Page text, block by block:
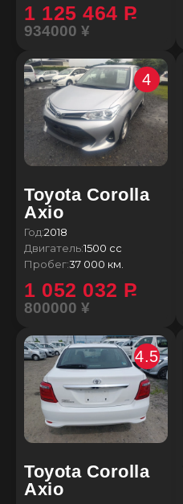
1 125 464 P
934000 ¥
Toyota Corolla
Axio
4
Год:2018
Двигатель:1500 сс
Пробег:37 000 км.
1 052 032 P
800000 ¥
Toyota Corolla
Axio
4.5